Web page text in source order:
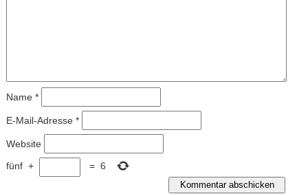
Name *
E-Mail-Adresse *
Website
fünf + = 6